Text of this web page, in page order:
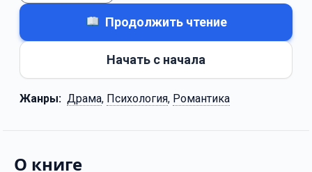
Продолжить чтение
Начать с начала
Жанры: Драма, Психология, Романтика
О книге